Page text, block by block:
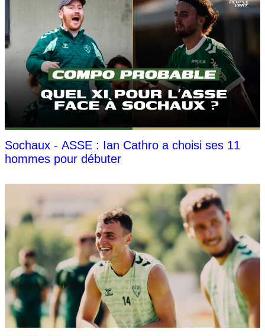
Sochaux - ASSE : Ian Cathro a choisi ses 11
hommes pour débuter